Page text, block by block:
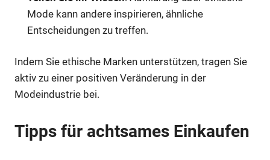
Mode kann andere inspirieren, ähnliche
Entscheidungen zu treffen.
Indem Sie ethische Marken unterstützen, tragen Sie
aktiv zu einer positiven Veränderung in der
Modeindustrie bei.
Tipps für achtsames Einkaufen